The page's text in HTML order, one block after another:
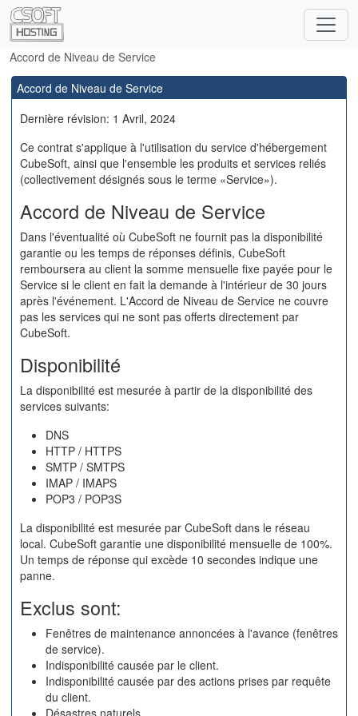
Accord de Niveau de Service
Accord de Niveau de Service
Dernière révision: 1 Avril, 2024
Ce contrat s'applique à l'utilisation du service d'hébergement
CubeSoft, ainsi que l'ensemble les produits et services reliés
(collectivement désignés sous le terme «Service»).
Accord de Niveau de Service
Dans l'éventualité où CubeSoft ne fournit pas la disponibilité
garantie ou les temps de réponses définis, CubeSoft
remboursera au client la somme mensuelle fixe payée pour le
Service si le client en fait la demande à l'intérieur de 30 jours
après l'événement. L'Accord de Niveau de Service ne couvre
pas les services qui ne sont pas offerts directement par
CubeSoft.
Disponibilité
La disponibilité est mesurée à partir de la disponibilité des
services suivants:
DNS
HTTP / HTTPS
SMTP / SMTPS
IMAP / IMAPS
POP3 / POP3S
La disponibilité est mesurée par CubeSoft dans le réseau
local. CubeSoft garantie une disponibilité mensuelle de 100%.
Un temps de réponse qui excède 10 secondes indique une
panne.
Exclus sont:
Fenêtres de maintenance annoncées à l'avance (fenêtres
de service).
Indisponibilité causée par le client.
Indisponibilité causée par des actions prises par requête
du client.
Désastres naturels.